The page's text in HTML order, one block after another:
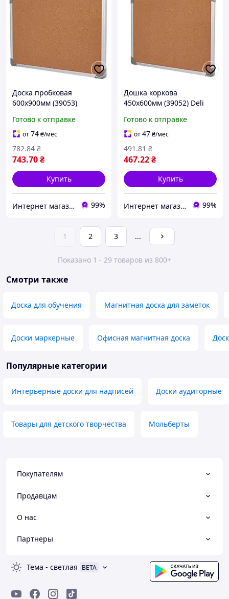
Доска пробковая
600х900мм (39053)
Готово к отправке
от74₴/мес
743.70₴
782.84 ₴
Купить
Интернет магазин ТерЛайн 99%
Дошка коркова
450х600мм (39052) Deli
Готово к отправке
от47₴/мес
467.22₴
491.81 ₴
Купить
Интернет магазин ТерЛайн 99%
1 2 3 ...
Показано 1 - 29 товаров из 800+
Смотри также
Доска для обучения Магнитная доска для заметок
Доски маркерные Офисная магнитная доска
Популярные категории
Интерьерные доски для надписей Доски аудиторные
Товары для детского творчества Мольберты
Покупателям
Продавцам
О нас
Партнеры
Тема - светлая BETA